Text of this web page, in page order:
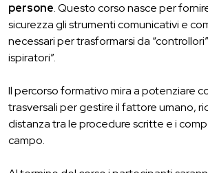
persone. Questo corso nasce per
sicurezza gli strumenti comunicativi e
necessari per trasformarsi da
ispiratori”.
Il percorso formativo mira a potenziare
trasversali per gestire il fattore umano,
distanza tra le procedure scritte e i
campo.